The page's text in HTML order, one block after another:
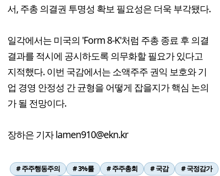
서, 주총 의결권 투명성 확보 필요성은 더욱 부각됐다.
일각에서는 미국의 'Form 8-K'처럼 주총 종료 후 의결
결과를 적시에 공시하도록 의무화할 필요가 있다고
지적했다. 이번 국감에서는 소액주주 권익 보호와 기
업 경영 안정성 간 균형을 어떻게 잡을지가 핵심 논의
가 될 전망이다.
장하은 기자 lamen910@ekn.kr
# 주주행동주의 # 3%룰 # 주주총회 # 국감
# 국정감가